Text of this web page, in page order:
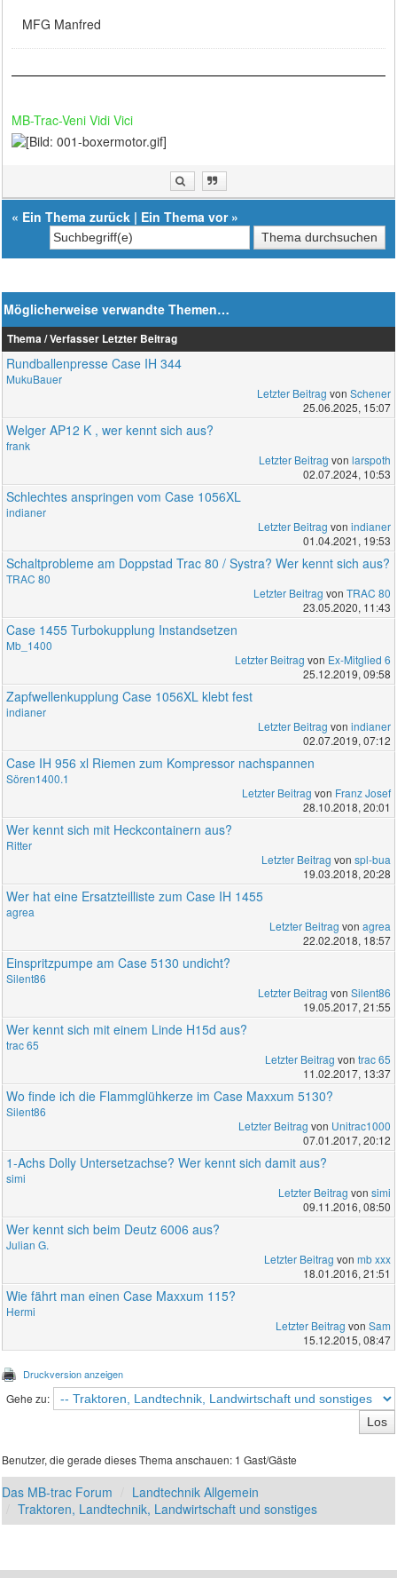
MFG Manfred
MB-Trac-Veni Vidi Vici
« Ein Thema zurück | Ein Thema vor»
Möglicherweise verwandte Themen…
Thema / Verfasser Letzter Beitrag
Rundballenpresse Case IH 344
MukuBauer
Letzter Beitrag von Schener
25.06.2025, 15:07
Welger AP12 K , wer kennt sich aus?
frank
Letzter Beitrag von larspoth
02.07.2024, 10:53
Schlechtes anspringen vom Case 1056XL
indianer
Letzter Beitrag von indianer
01.04.2021, 19:53
Schaltprobleme am Doppstad Trac 80 / Systra? Wer kennt sich aus?
TRAC 80
Letzter Beitrag von TRAC 80
23.05.2020, 11:43
Case 1455 Turbokupplung Instandsetzen
Mb_1400
Letzter Beitrag von Ex-Mitglied 6
25.12.2019, 09:58
Zapfwellenkupplung Case 1056XL klebt fest
indianer
Letzter Beitrag von indianer
02.07.2019, 07:12
Case IH 956 xl Riemen zum Kompressor nachspannen
Sören1400.1
Letzter Beitrag von Franz Josef
28.10.2018, 20:01
Wer kennt sich mit Heckcontainern aus?
Ritter
Letzter Beitrag von spl-bua
19.03.2018, 20:28
Wer hat eine Ersatzteilliste zum Case IH 1455
agrea
Letzter Beitrag von agrea
22.02.2018, 18:57
Einspritzpumpe am Case 5130 undicht?
Silent86
Letzter Beitrag von Silent86
19.05.2017, 21:55
Wer kennt sich mit einem Linde H15d aus?
trac 65
Letzter Beitrag von trac 65
11.02.2017, 13:37
Wo finde ich die Flammglühkerze im Case Maxxum 5130?
Silent86
Letzter Beitrag von Unitrac1000
07.01.2017, 20:12
1-Achs Dolly Untersetzachse? Wer kennt sich damit aus?
simi
Letzter Beitrag von simi
09.11.2016, 08:50
Wer kennt sich beim Deutz 6006 aus?
Julian G.
Letzter Beitrag von mb xxx
18.01.2016, 21:51
Wie fährt man einen Case Maxxum 115?
Hermi
Letzter Beitrag von Sam
15.12.2015, 08:47
Druckversion anzeigen
Gehe zu:
Benutzer, die gerade dieses Thema anschauen: 1 Gast/Gäste
Das MB-trac Forum
Landtechnik Allgemein
Traktoren, Landtechnik, Landwirtschaft und sonstiges